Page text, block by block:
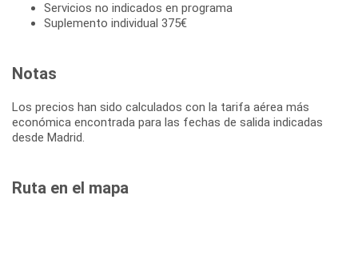
Servicios no indicados en programa
Suplemento individual 375€
Notas
Los precios han sido calculados con la tarifa aérea más
económica encontrada para las fechas de salida indicadas
desde Madrid.
Ruta en el mapa